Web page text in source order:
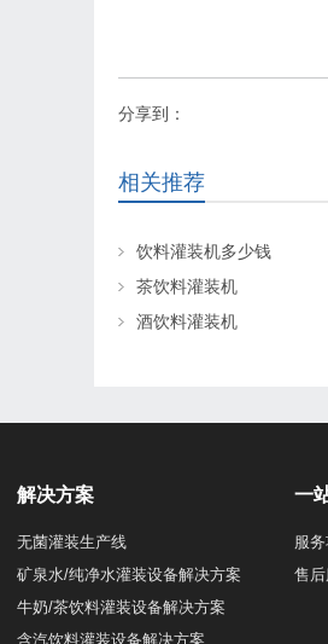
分享到：
相关推荐
饮料灌装机多少钱
茶饮料灌装机
酒饮料灌装机
解决方案
无菌灌装生产线
矿泉水/纯净水灌装设备解决方案
牛奶/茶饮料灌装设备解决方案
含汽饮料灌装设备解决方案
一
服务
售